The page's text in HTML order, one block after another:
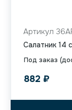
Под заказ
Артикул
Салатник 14
882 ₽